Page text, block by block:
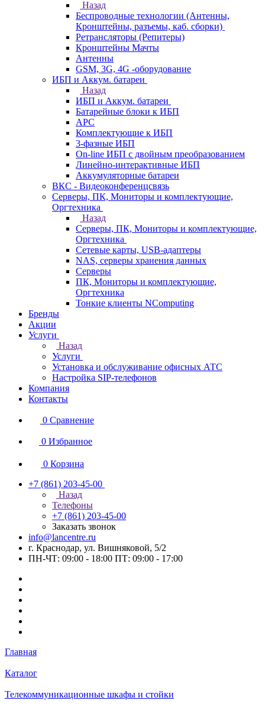
Назад
Беспроводные технологии (Антенны,
Кронштейны, разъемы, каб. сборки)
Ретрансляторы (Репитеры)
Кронштейны Мачты
Антенны
GSM, 3G, 4G -оборудование
ИБП и Аккум. батареи
Назад
ИБП и Аккум. батареи
Батарейные блоки к ИБП
APC
Комплектующие к ИБП
3-фазные ИБП
On-line ИБП с двойным преобразованием
Линейно-интерактивные ИБП
Аккумуляторные батареи
ВКС - Видеоконференцсвязь
Серверы, ПК, Мониторы и комплектующие,
Оргтехника
Назад
Серверы, ПК, Мониторы и комплектующие,
Оргтехника
Сетевые карты, USB-адаптеры
NAS, серверы хранения данных
Серверы
ПК, Мониторы и комплектующие,
Оргтехника
Тонкие клиенты NComputing
Бренды
Акции
Услуги
Назад
Услуги
Установка и обслуживание офисных АТС
Настройка SIP-телефонов
Компания
Контакты
0 Сравнение
0 Избранное
0 Корзина
+7 (861) 203-45-00
Назад
Телефоны
+7 (861) 203-45-00
Заказать звонок
info@lancentre.ru
г. Краснодар, ул. Вишняковой, 5/2
ПН-ЧТ: 09:00 - 18:00 ПТ: 09:00 - 17:00
Главная
Каталог
Телекоммуникационные шкафы и стойки